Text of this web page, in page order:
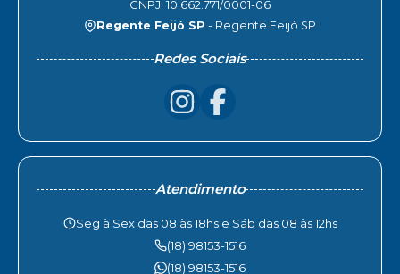
CNPJ: 10.662.771/0001-06
Regente Feijó SP - Regente Feijó SP
Redes Sociais
Atendimento
Seg à Sex das 08 às 18hs e Sáb das 08 às 12hs
(18) 98153-1516
(18) 98153-1516